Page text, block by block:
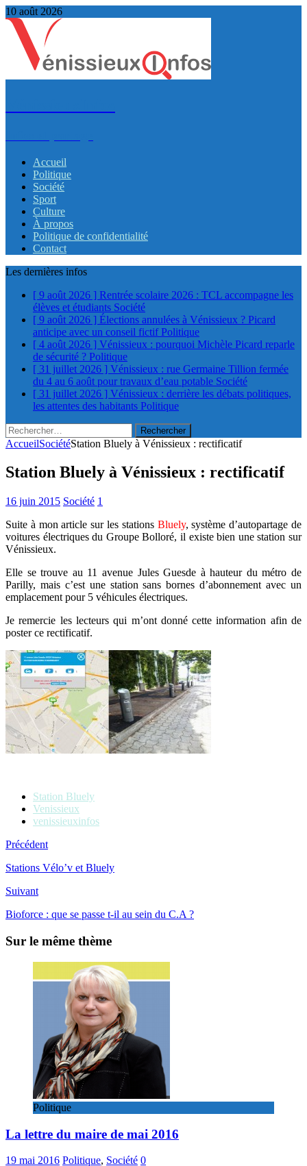
10 août 2026
Accueil
Politique
Société
Sport
Culture
À propos
Politique de confidentialité
Contact
Les dernières infos
[ 9 août 2026 ] Rentrée scolaire 2026 : TCL accompagne les
élèves et étudiants Société
[ 9 août 2026 ] Élections annulées à Vénissieux ? Picard
anticipe avec un conseil fictifPolitique
[ 4 août 2026 ] Vénissieux : pourquoi Michèle Picard reparle
de sécurité ? Politique
[ 31 juillet 2026 ] Vénissieux : rue Germaine Tillion fermée
du 4 au 6 août pour travaux d’eau potable Société
[ 31 juillet 2026 ] Vénissieux : derrière les débats politiques,
les attentes des habitants Politique
Rechercher :
AccueilSociétéStation Bluely à Vénissieux : rectificatif
Station Bluely à Vénissieux : rectificatif
16 juin 2015 Société 1
Suite à mon article sur les stations Bluely, système d’autopartage de
voitures électriques du Groupe Bolloré, il existe bien une station sur
Vénissieux.
Elle se trouve au 11 avenue Jules Guesde à hauteur du métro de
Parilly, mais c’est une station sans bornes d’abonnement avec un
emplacement pour 5 véhicules électriques.
Je remercie les lecteurs qui m’ont donné cette information afin de
poster ce rectificatif.
Station Bluely
Venissieux
venissieuxinfos
Précédent
Stations Vélo’v et Bluely
Suivant
Bioforce : que se passe t-il au sein du C.A ?
Sur le même thème
Politique
La lettre du maire de mai 2016
19 mai 2016 Politique, Société 0